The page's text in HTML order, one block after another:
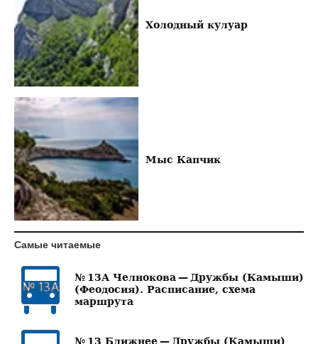
Холодный кулуар
Мыс Капчик
Самые читаемые
№ 13А Челнокова — Дружбы (Камыши)
(Феодосия). Расписание, схема
маршрута
№ 13 Ближнее — Дружбы (Камыши)